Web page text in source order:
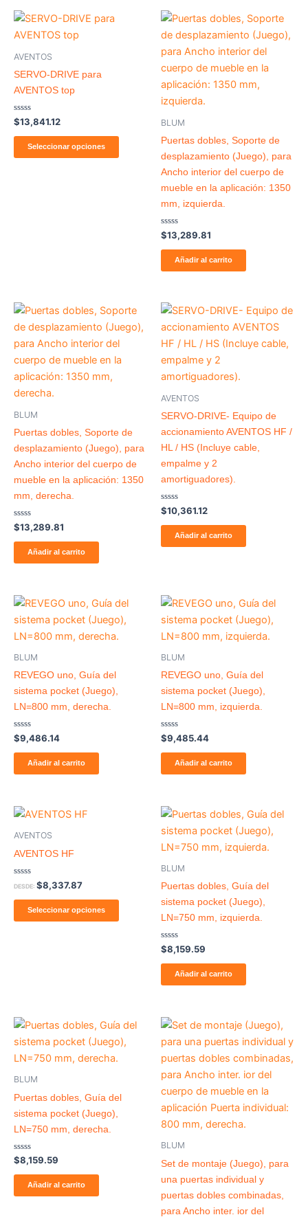
AVENTOS
SERVO-DRIVE para
AVENTOS top
Valorado
con
0
$13,841.12
Seleccionar opciones
BLUM
Puertas dobles, Soporte de
desplazamiento (Juego), para
Ancho interior del cuerpo de
mueble en la aplicación: 1350
mm, izquierda.
Valorado
con
0
$13,289.81
Añadir al carrito
BLUM
Puertas dobles, Soporte de
desplazamiento (Juego), para
Ancho interior del cuerpo de
mueble en la aplicación: 1350
mm, derecha.
Valorado
con
0
$13,289.81
Añadir al carrito
AVENTOS
SERVO-DRIVE- Equipo de
accionamiento AVENTOS HF /
HL / HS (Incluye cable,
empalme y 2
amortiguadores).
Valorado
con
0
$10,361.12
Añadir al carrito
BLUM
REVEGO uno, Guía del
sistema pocket (Juego),
LN=800 mm, derecha.
Valorado
con
0
$9,486.14
Añadir al carrito
BLUM
REVEGO uno, Guía del
sistema pocket (Juego),
LN=800 mm, izquierda.
Valorado
con
0
$9,485.44
Añadir al carrito
AVENTOS
AVENTOS HF
Valorado
0
DESDE: $8,337.87
Seleccionar opciones
BLUM
Puertas dobles, Guía del
sistema pocket (Juego),
LN=750 mm, izquierda.
Valorado
con
0
$8,159.59
Añadir al carrito
BLUM
Puertas dobles, Guía del
sistema pocket (Juego),
LN=750 mm, derecha.
Valorado
con
0
$8,159.59
Añadir al carrito
BLUM
Set de montaje (Juego), para
una puertas individual y
puertas dobles combinadas,
para Ancho inter. ior del